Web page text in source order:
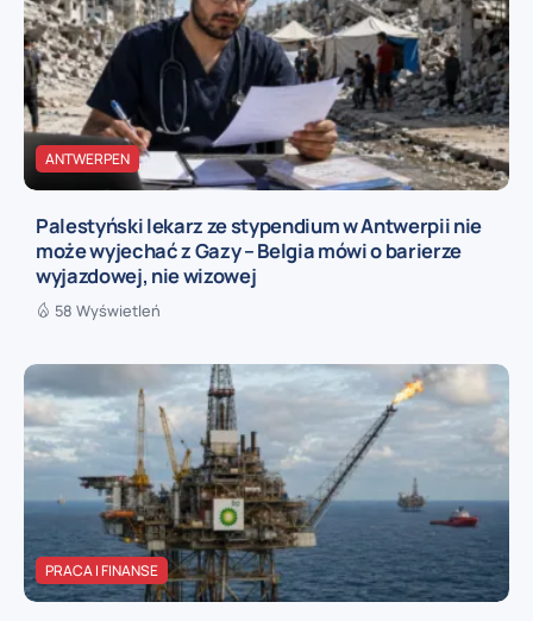
ANTWERPEN
Palestyński lekarz ze stypendium w Antwerpii nie
może wyjechać z Gazy – Belgia mówi o barierze
wyjazdowej, nie wizowej
58 Wyświetleń
PRACA I FINANSE